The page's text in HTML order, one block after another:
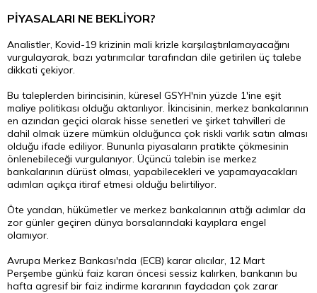
PİYASALARI NE BEKLİYOR?
Analistler, Kovid-19 krizinin mali krizle karşılaştırılamayacağını
vurgulayarak, bazı yatırımcılar tarafından dile getirilen üç talebe
dikkati çekiyor.
Bu taleplerden birincisinin, küresel GSYH'nin yüzde 1'ine eşit
maliye politikası olduğu aktarılıyor. İkincisinin, merkez bankalarının
en azından geçici olarak hisse senetleri ve şirket tahvilleri de
dahil olmak üzere mümkün olduğunca çok riskli varlık satın alması
olduğu ifade ediliyor. Bununla piyasaların pratikte çökmesinin
önlenebileceği vurgulanıyor. Üçüncü talebin ise merkez
bankalarının dürüst olması, yapabilecekleri ve yapamayacakları
adımları açıkça itiraf etmesi olduğu belirtiliyor.
Öte yandan, hükümetler ve merkez bankalarının attığı adımlar da
zor günler geçiren dünya borsalarındaki kayıplara engel
olamıyor.
Avrupa Merkez Bankası'nda (ECB) karar alıcılar, 12 Mart
Perşembe günkü faiz kararı öncesi sessiz kalırken, bankanın bu
hafta agresif bir faiz indirme kararının faydadan çok zarar